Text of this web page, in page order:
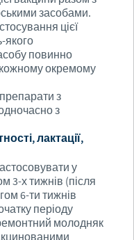
засобами.
цієї
якого
повинно
окремому
з
з
лактації,
у
3-х тижнів (після
6-ти тижнів
періоду
молодняк